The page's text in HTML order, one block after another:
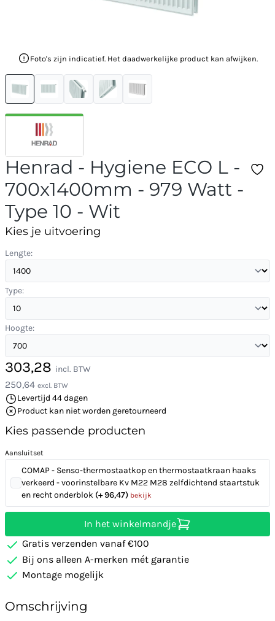
Foto's zijn indicatief. Het daadwerkelijke product kan afwijken.
Henrad - Hygiene ECO L -
700x1400mm - 979 Watt -
Type 10 - Wit
Kies je uitvoering
Lengte:
Type:
Hoogte:
303,28 incl. BTW
250,64 excl. BTW
Levertijd 44 dagen
Product kan niet worden geretourneerd
Kies passende producten
Aansluitset
COMAP - Senso-thermostaatkop en thermostaatkraan haaks
verkeerd - voorinstelbare Kv M22 M28 zelfdichtend staartstuk
en recht onderblok (+ 96,47) bekijk
In het winkelmandje
Gratis verzenden vanaf €100
Bij ons alleen A-merken mét garantie
Montage mogelijk
Omschrijving